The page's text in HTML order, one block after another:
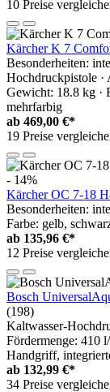
10 Preise
Kärcher K 7
Besonderheiten:
Hochdruckpistole ·
Gewicht: 18.8 kg ·
mehrfarbig
ab 469,00 €*
19 Preise
- 14%
Kärcher OC 7-18
Besonderheiten:
Farbe: gelb,
ab 135,96 €*
12 Preise
Bosch
(198)
Kaltwasser-
Fördermenge: 410
Handgriff,
ab 132,99 €*
34 Preise